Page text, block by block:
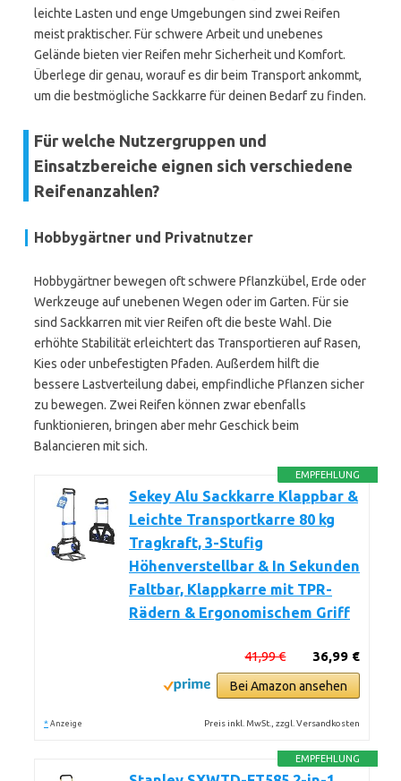
leichte Lasten und enge Umgebungen sind zwei Reifen
meist praktischer. Für schwere Arbeit und unebenes
Gelände bieten vier Reifen mehr Sicherheit und Komfort.
Überlege dir genau, worauf es dir beim Transport ankommt,
um die bestmögliche Sackkarre für deinen Bedarf zu finden.
Für welche Nutzergruppen und
Einsatzbereiche eignen sich verschiedene
Reifenanzahlen?
Hobbygärtner und Privatnutzer
Hobbygärtner bewegen oft schwere Pflanzkübel, Erde oder
Werkzeuge auf unebenen Wegen oder im Garten. Für sie
sind Sackkarren mit vier Reifen oft die beste Wahl. Die
erhöhte Stabilität erleichtert das Transportieren auf Rasen,
Kies oder unbefestigten Pfaden. Außerdem hilft die
bessere Lastverteilung dabei, empfindliche Pflanzen sicher
zu bewegen. Zwei Reifen können zwar ebenfalls
funktionieren, bringen aber mehr Geschick beim
Balancieren mit sich.
EMPFEHLUNG
Sekey Alu Sackkarre Klappbar &
Leichte Transportkarre 80 kg
Tragkraft, 3-Stufig
Höhenverstellbar & In Sekunden
Faltbar, Klappkarre mit TPR-
Rädern & Ergonomischem Griff
36,99 €
41,99 €
Bei Amazon ansehen
* Anzeige Preis inkl. MwSt., zzgl. Versandkosten
EMPFEHLUNG